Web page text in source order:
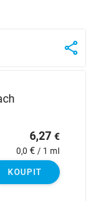
6,27 €
0,0 €/ 1 ml
KOUPIT